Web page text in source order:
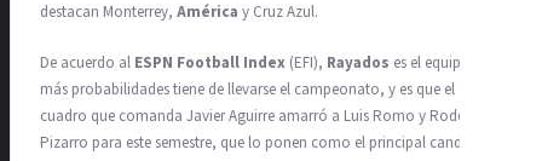
destacan Monterrey, América y Cruz Azul.
De acuerdo al ESPN Football Index (EFI), Rayados es el equipo que
más probabilidades tiene de llevarse el campeonato, y es que el
cuadro que comanda Javier Aguirre amarró a Luis Romo y Rodolfo
Pizarro para este semestre, que lo ponen como el principal candidato.